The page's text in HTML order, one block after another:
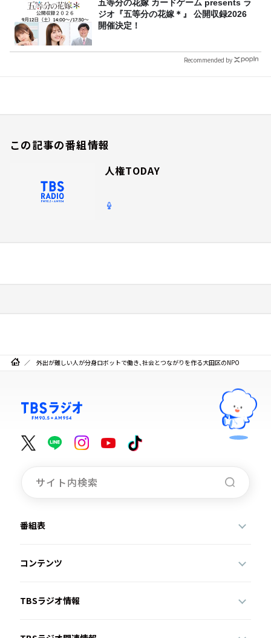
五等分の花嫁 カードゲーム presents ラ
ジオ『五等分の花嫁＊』 公開収録2026
開催決定！
Recommended by
この記事の番組情報
人権TODAY
外出が難しい人が分身ロボットで働き、社会とつながりを作る大田区のNPO
番組表
コンテンツ
TBSラジオ情報